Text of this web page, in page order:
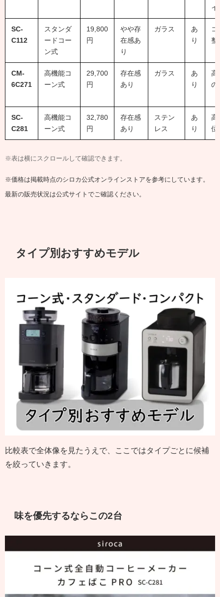
イ
SC-
C112
スタンダ
ードコー
ン式
19,800
円
やや存
在感あ
り
ガラス
あ
り
コ
整
CM-
6C271
高機能コ
ーン式
29,700
円
存在感
あり
ガラス
あ
り
高
の
SC-
C281
高機能コ
ーン式
32,780
円
存在感
あり
ステン
レス
あ
り
高
位
※表は横にスクロールして確認できます。
※価格は掲載時点のシロカ公式オンラインストアを参考にしています。
最新の販売状況は公式サイトでご確認ください。
タイプ別おすすめモデル
比較表で全体像を見たうえで、ここではタイプごとに候補
を絞っていきます。
味を優先するならこの2台